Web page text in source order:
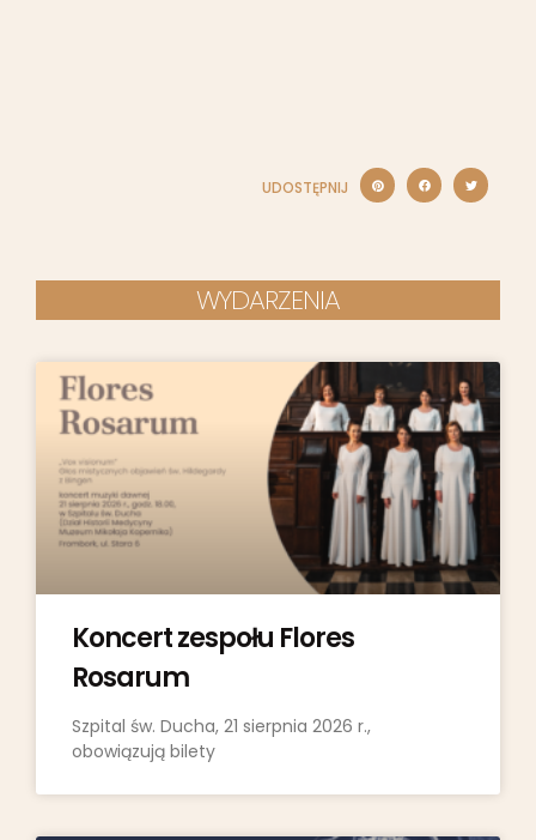
UDOSTĘPNIJ
WYDARZENIA
Koncert zespołu Flores
Rosarum
Szpital św. Ducha, 21 sierpnia 2026 r.,
obowiązują bilety